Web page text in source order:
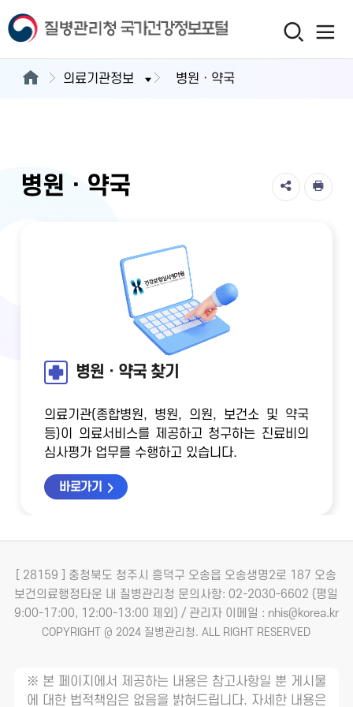
의료기관정보 병원ㆍ약국
병원ㆍ약국
병원ㆍ약국 찾기
의료기관(종합병원, 병원, 의원, 보건소 및 약국
등)이 의료서비스를 제공하고 청구하는 진료비의
심사평가 업무를 수행하고 있습니다.
바로가기
[ 28159 ] 충청북도 청주시 흥덕구 오송읍 오송생명2로 187 오송
보건의료행정타운 내 질병관리청 문의사항: 02-2030-6602 (평일
9:00-17:00, 12:00-13:00 제외) / 관리자 이메일 : nhis@korea.kr
COPYRIGHT @ 2024 질병관리청. ALL RIGHT RESERVED
※ 본 페이지에서 제공하는 내용은 참고사항일 뿐 게시물
에 대한 법적책임은 없음을 밝혀드립니다. 자세한 내용은